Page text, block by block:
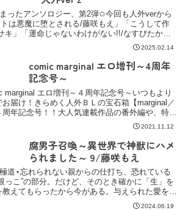
ったアンソロジー、第2弾✩今回も人外verから
は悪魔に堕とされる/藤咲もえ」「こうして作
キ」「運命じゃないわけがない!!/なすびたか」
/高嶋しゃけ」「召喚士Ωの受難/生方うぶ」2025.02.14
comic marginal エロ増刊～4周年
記念号～
marginal エロ増刊～４周年記念号～いつもより
届け！きらめく人外ＢＬの宝石箱【marginal／
年記念号！！大人気連載作品の番外編や、特別
2021.11.12
腐男子召喚～異世界で神獣にハメ
られました～ 9/藤咲もえ
道⋆忘れられない親からの仕打ち、恐れている
っこ”の部分。だけど、そのとき確かに「生」を
えてもらったから今がある。与えられた愛を、
2024.06.19